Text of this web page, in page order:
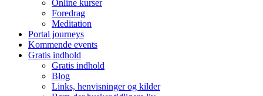
Online kurser
Foredrag
Meditation
Portal journeys
Kommende events
Gratis indhold
Gratis indhold
Blog
Links, henvisninger og kilder